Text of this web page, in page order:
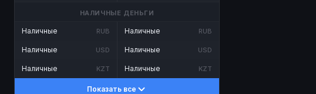
НАЛИЧНЫЕ ДЕНЬГИ
Наличные RUB
Наличные USD
Наличные KZT
Наличные RUB
Наличные USD
Наличные KZT
Показать все